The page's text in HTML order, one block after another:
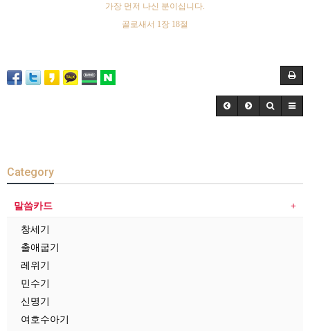
가장 먼저 나신 분이십니다.
골로새서 1 장 18절
Category
말씀카드
창세기
출애굽기
레위기
민수기
신명기
여호수아기